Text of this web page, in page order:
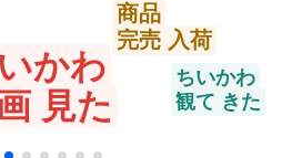
かわ
見た
商品
完売 入荷
ちいかわ
観て きた